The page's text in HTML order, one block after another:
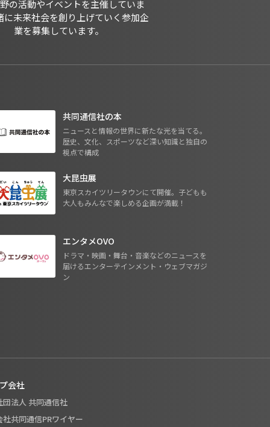
の活動やイベントを主催していま
に未来社会を創り上げていく参加企
業を募集しています。
共同通信社の本
ニュースと情報の世界に新たな光を当てる。
歴史、文化、スポーツなど深い知識と独自の
視点で構成
大昆虫展
東京スカイツリータウンにて開催。子どもも
大人もみんなで楽しめる企画が満載！
エンタメOVO
ドラマ・映画・舞台・音楽などのニュースを
届けるエンターテインメント・ウェブマガジ
ン
会社
団法人 共同通信社
社共同通信PRワイヤー